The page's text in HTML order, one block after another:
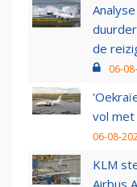
de
06-
vol
06-08-
KLM
Airbus